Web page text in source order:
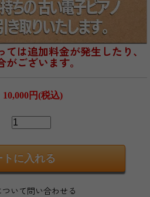
は追加料金が発生したり、
ございます。
10,000円(税込)
ついて問い合わせる